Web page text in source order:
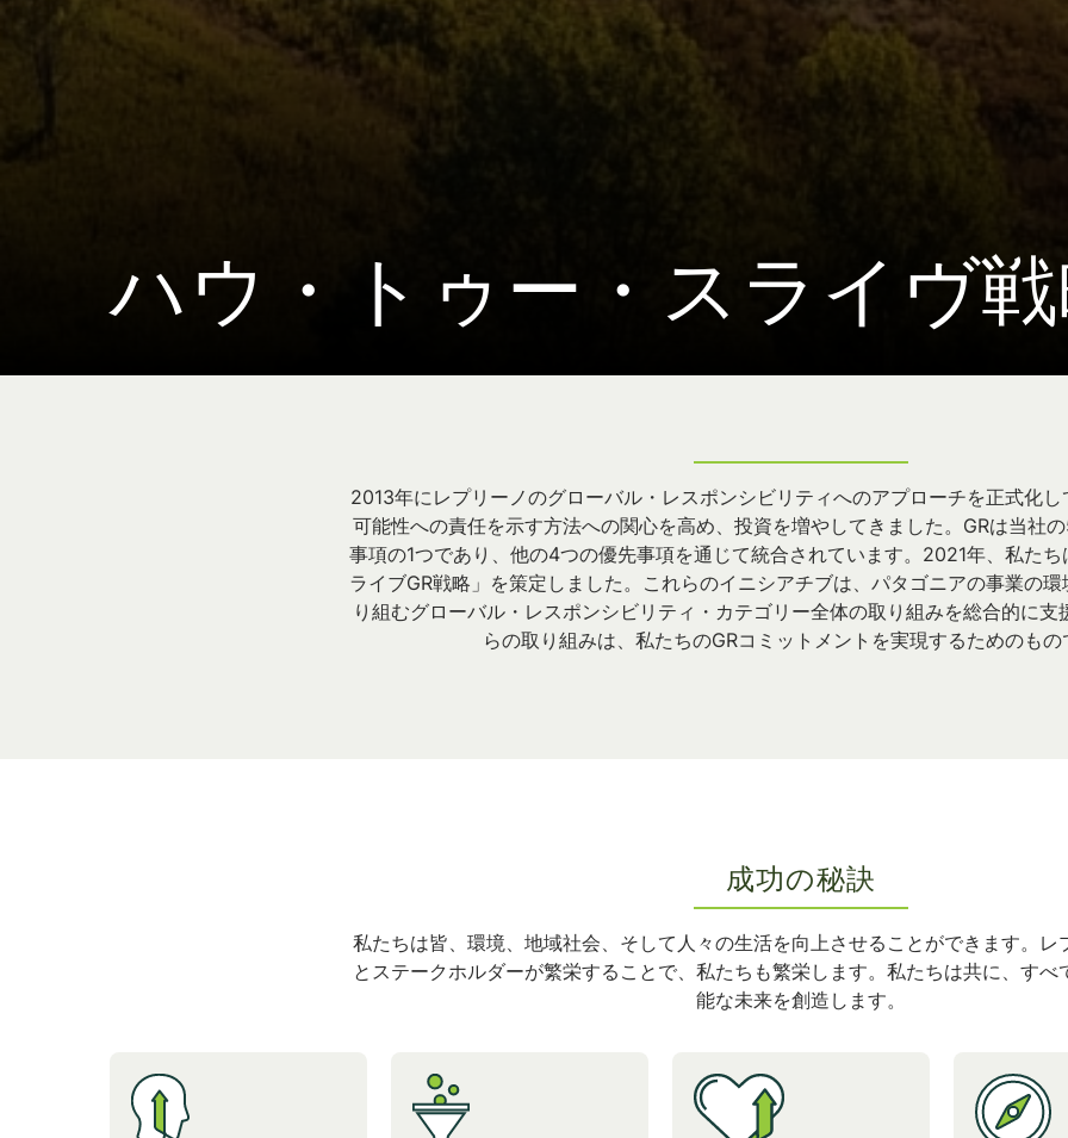
ハウ・トゥー・スライヴ
2013年にレプリーノのグローバル・レスポンシビリティへのアプローチを正式化
可能性への責任を示す方法への関心を高め、投資を増やしてきました。GRは当社
事項の1つであり、他の4つの優先事項を通じて統合されています。2021年、私た
ライブGR戦略」を策定しました。これらのイニシアチブは、パタゴニアの事業の
り組むグローバル・レスポンシビリティ・カテゴリー全体の取り組みを総合的に支
らの取り組みは、私たちのGRコミットメントを実現するためのもの
成功の秘訣
私たちは皆、環境、地域社会、そして人々の生活を向上させることができます。レ
とステークホルダーが繁栄することで、私たちも繁栄します。私たちは共に、すべ
能な未来を創造します。